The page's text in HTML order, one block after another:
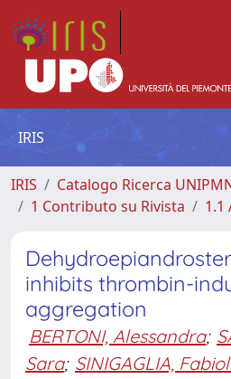
IRIS
IRIS
Catalogo Ricerca
1 Contributo su Rivista
1.1
inhibits thrombin-
aggregation
BERTONI, Alessandra;
Sara; SINIGAGLIA,